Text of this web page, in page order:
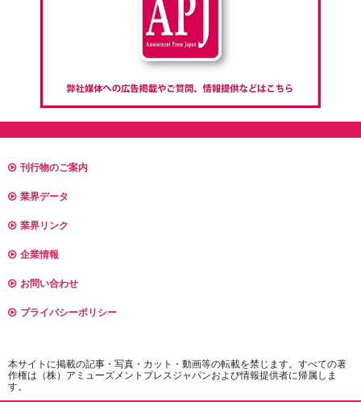
刊行物のご案内
業界データ
業界リンク
企業情報
お問い合わせ
プライバシーポリシー
本サイトに掲載の記事・写真・カット・動画等の転載を禁じます。すべての著
作権は（株）アミューズメントプレスジャパンおよび情報提供者に帰属しま
す。